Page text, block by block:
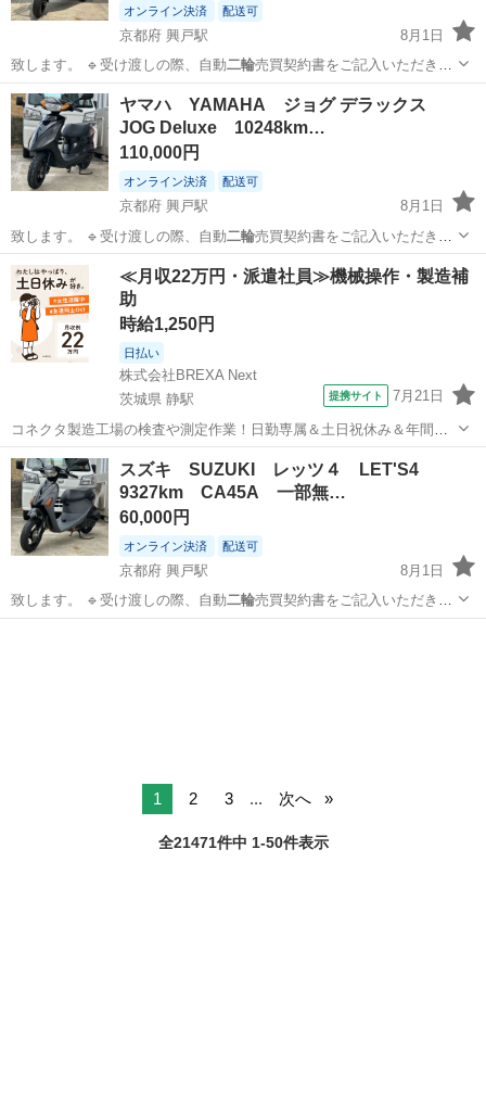
オンライン決済 配送可
京都府 興戸駅
8月1日
致します。 🔹受け渡しの際、自動二輪売買契約書をご記入いただきま
す。 …
京都 京田辺市
ヤマハ YAMAHA ジョグ デラックス
JOG Deluxe 10248km…
110,000円
オンライン決済 配送可
京都府 興戸駅
8月1日
致します。 🔹受け渡しの際、自動二輪売買契約書をご記入いただきま
す。 …
京都 京田辺市 興戸駅 ヤマハ ジョグ
≪月収22万円・派遣社員≫機械操作・製造補
助
時給1,250円
日払い
株式会社BREXA Next
茨城県 静駅
提携サイト 7月21日
コネクタ製造工場の検査や測定作業！日勤専属＆土日祝休み＆年間休
日128日★クリーンルーム内作業★マイカー通勤OK＆無料駐車場あり
★就業先食堂利用可！日払い制度あり！《茨城県常陸大宮市》 人気の
工場のお仕事 ◇コネクタ製造工...
茨城 常陸大宮市
スズキ SUZUKI レッツ４ LET'S4
9327km CA45A 一部無…
60,000円
オンライン決済 配送可
京都府 興戸駅
8月1日
致します。 🔹受け渡しの際、自動二輪売買契約書をご記入いただきま
す。 …
1 2 3 ... 次へ
全21471件中 1-50件表示